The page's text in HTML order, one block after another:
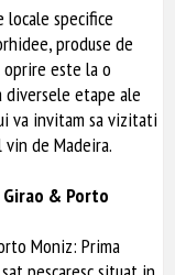
specifice
produse de
este la o
diversele etape ale
va invitam sa vizitati
de Madeira.
& Porto
Moniz: Prima